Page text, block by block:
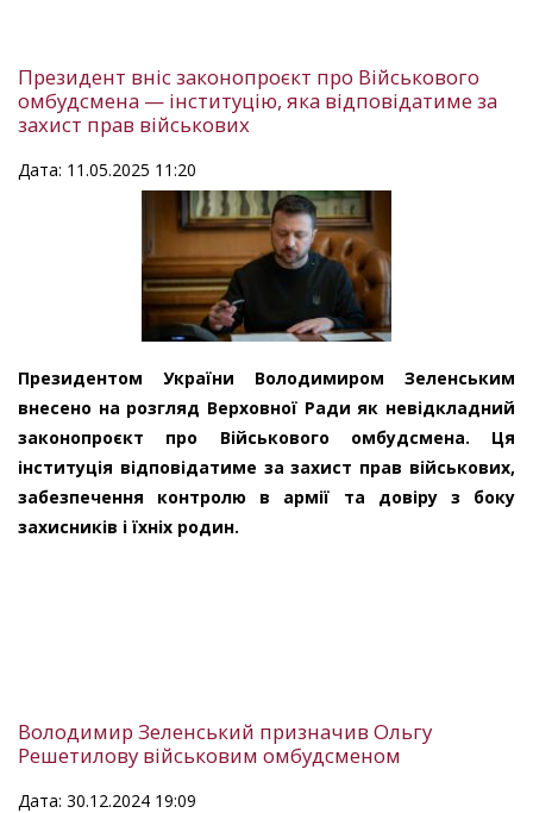
Президент вніс законопроєкт про Військового
омбудсмена — інституцію, яка відповідатиме за
захист прав військових
Дата: 11.05.2025 11:20
Президентом України Володимиром Зеленським
внесено на розгляд Верховної Ради як невідкладний
законопроєкт про Військового омбудсмена. Ця
інституція відповідатиме за захист прав військових,
забезпечення контролю в армії та довіру з боку
захисників і їхніх родин.
Володимир Зеленський призначив Ольгу
Решетилову військовим омбудсменом
Дата: 30.12.2024 19:09